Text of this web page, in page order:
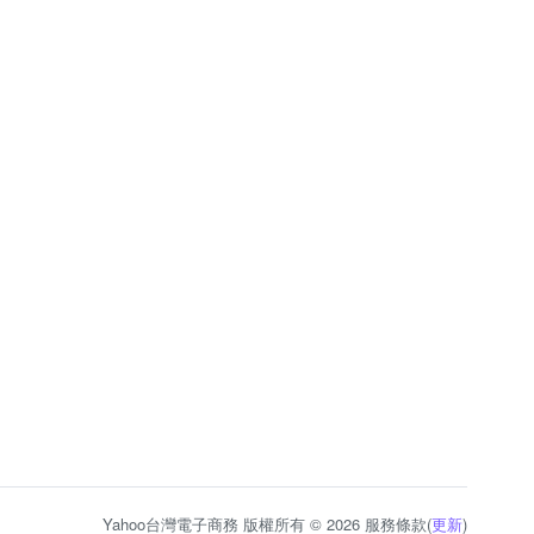
Yahoo台灣電子商務 版權所有 © 2026 服務條款(更新)